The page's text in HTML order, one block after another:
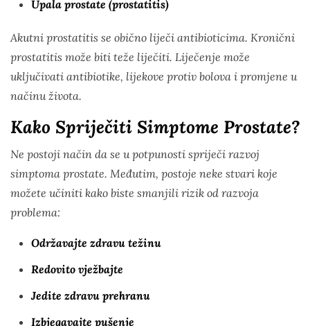
Upala prostate (prostatitis)
Akutni prostatitis se obično liječi antibioticima. Kronični
prostatitis može biti teže liječiti. Liječenje može
uključivati antibiotike, lijekove protiv bolova i promjene u
načinu života.
Kako Spriječiti Simptome Prostate?
Ne postoji način da se u potpunosti spriječi razvoj
simptoma prostate. Međutim, postoje neke stvari koje
možete učiniti kako biste smanjili rizik od razvoja
problema:
Održavajte zdravu težinu
Redovito vježbajte
Jedite zdravu prehranu
Izbjegavajte pušenje